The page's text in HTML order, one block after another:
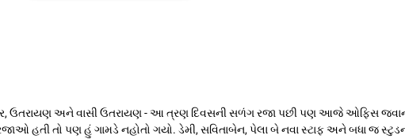
ઉતરાયણ અને વાસી ઉતરાયણ - આ ત્રણ દિવસની સળંગ રજા પછી પણ આજે ઓફિસ જવાનો
હતી તો પણ હું ગામડે નહોતો ગયો. ડેમી, સવિતાબેન, પેલા બે નવા સ્ટાફ અને બધા જ